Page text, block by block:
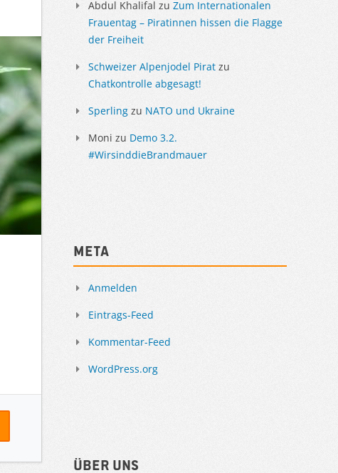
Abdul Khalifal zu Zum Internationalen
Frauentag – Piratinnen hissen die Flagge
der Freiheit
Schweizer Alpenjodel Pirat zu
Chatkontrolle abgesagt!
Sperling zu NATO und Ukraine
Moni zu Demo 3.2.
#WirsinddieBrandmauer
Meta
Anmelden
Eintrags-Feed
Kommentar-Feed
WordPress.org
Über uns